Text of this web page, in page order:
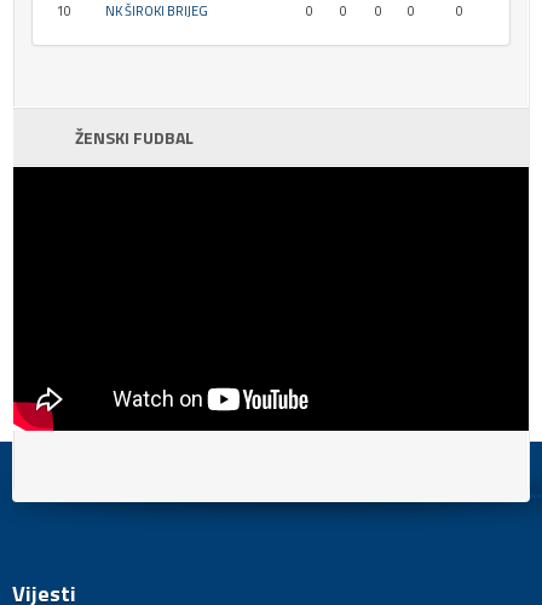
10
NK ŠIROKI BRIJEG 0 0 0 0 0
ŽENSKI FUDBAL
Vijesti